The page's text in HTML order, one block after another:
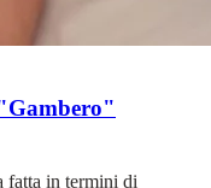
fatta in termini di